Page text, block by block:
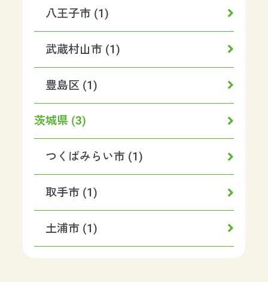
八王子市 (1)
武蔵村山市 (1)
豊島区 (1)
茨城県 (3)
つくばみらい市 (1)
取手市 (1)
土浦市 (1)